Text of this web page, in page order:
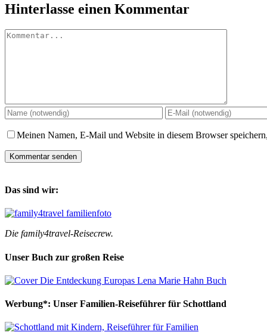
Hinterlasse einen Kommentar
Kommentar
Meinen Namen, E-Mail und Website in diesem Browser
Das sind wir:
Die family4travel-Reisecrew.
Unser Buch zur großen Reise
Werbung*: Unser Familien-Reiseführer für Schottland